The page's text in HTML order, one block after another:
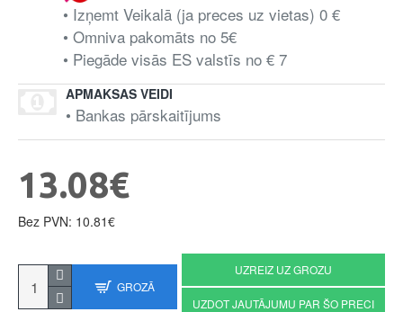
• Izņemt Veikalā (ja preces uz vietas) 0 €
• Omniva pakomāts no 5€
• Piegāde visās ES valstīs no € 7
APMAKSAS VEIDI
• Bankas pārskaitījums
13.08€
Bez PVN: 10.81€
GROZĀ
UZREIZ UZ GROZU
UZDOT JAUTĀJUMU PAR ŠO PRECI